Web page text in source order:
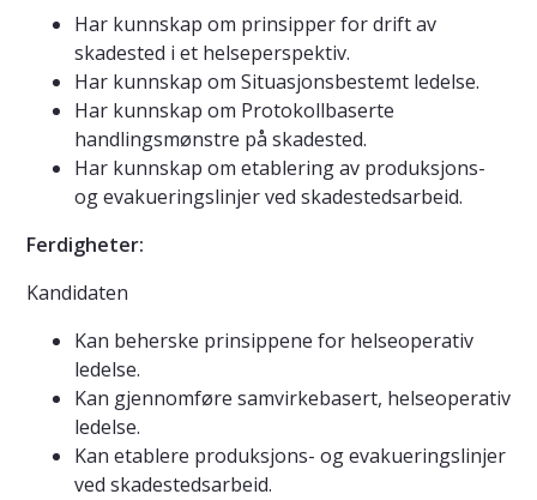
Har kunnskap om prinsipper for drift av
skadested i et helseperspektiv.
Har kunnskap om Situasjonsbestemt ledelse.
Har kunnskap om Protokollbaserte
handlingsmønstre på skadested.
Har kunnskap om etablering av produksjons-
og evakueringslinjer ved skadestedsarbeid.
Ferdigheter:
Kandidaten
Kan beherske prinsippene for helseoperativ
ledelse.
Kan gjennomføre samvirkebasert, helseoperativ
ledelse.
Kan etablere produksjons- og evakueringslinjer
ved skadestedsarbeid.